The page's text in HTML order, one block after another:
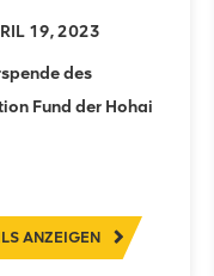
19, 2023
des
Fund der Hohai
ANZEIGEN